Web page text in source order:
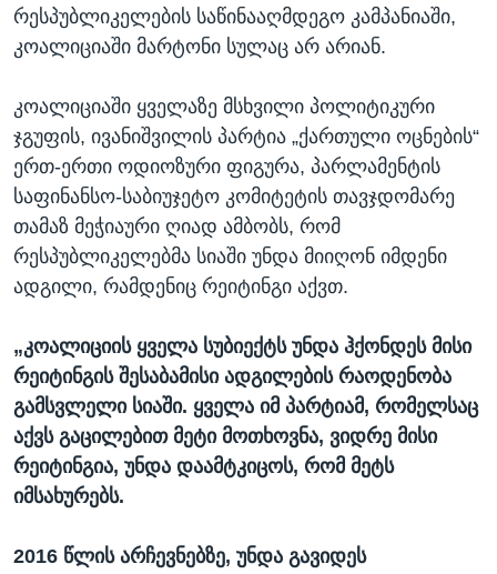
რესპუბლიკელების საწინააღმდეგო კამპანიაში,
კოალიციაში მარტონი სულაც არ არიან.
კოალიციაში ყველაზე მსხვილი პოლიტიკური
ჯგუფის, ივანიშვილის პარტია „ქართული ოცნების“
ერთ-ერთი ოდიოზური ფიგურა, პარლამენტის
საფინანსო-საბიუჯეტო კომიტეტის თავჯდომარე
თამაზ მეჭიაური ღიად ამბობს, რომ
რესპუბლიკელებმა სიაში უნდა მიიღონ იმდენი
ადგილი, რამდენიც რეიტინგი აქვთ.
„კოალიციის ყველა სუბიექტს უნდა ჰქონდეს მისი
რეიტინგის შესაბამისი ადგილების რაოდენობა
გამსვლელი სიაში. ყველა იმ პარტიამ, რომელსაც
აქვს გაცილებით მეტი მოთხოვნა, ვიდრე მისი
რეიტინგია, უნდა დაამტკიცოს, რომ მეტს
იმსახურებს.
2016 წლის არჩევნებზე, უნდა გავიდეს